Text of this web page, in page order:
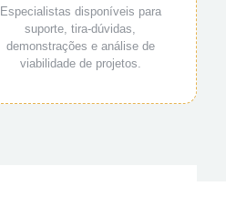
Especialistas disponíveis para
suporte, tira-dúvidas,
demonstrações e análise de
viabilidade de projetos.